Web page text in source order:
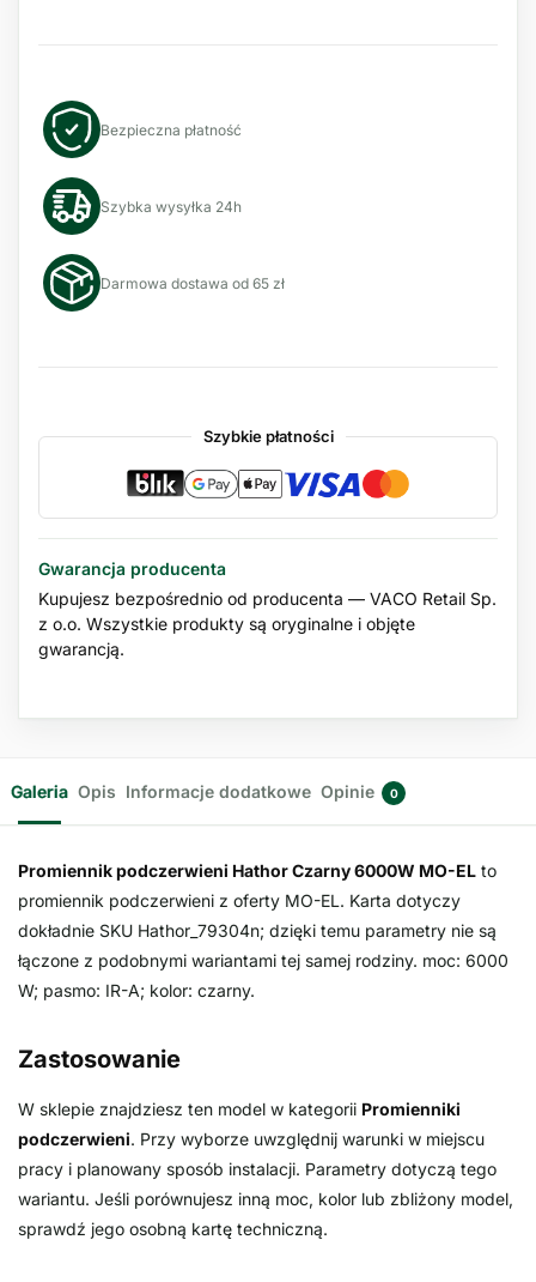
Bezpieczna płatność
Szybka wysyłka 24h
Darmowa dostawa od 65 zł
Szybkie płatności
Gwarancja producenta
Kupujesz bezpośrednio od producenta — VACO Retail Sp.
z o.o. Wszystkie produkty są oryginalne i objęte
gwarancją.
Galeria Opis Informacje dodatkowe Opinie 0
Promiennik podczerwieni Hathor Czarny 6000W MO-EL to
promiennik podczerwieni z oferty MO-EL. Karta dotyczy
dokładnie SKU Hathor_79304n; dzięki temu parametry nie są
łączone z podobnymi wariantami tej samej rodziny. moc: 6000
W; pasmo: IR-A; kolor: czarny.
Zastosowanie
W sklepie znajdziesz ten model w kategorii Promienniki
podczerwieni. Przy wyborze uwzględnij warunki w miejscu
pracy i planowany sposób instalacji. Parametry dotyczą tego
wariantu. Jeśli porównujesz inną moc, kolor lub zbliżony model,
sprawdź jego osobną kartę techniczną.